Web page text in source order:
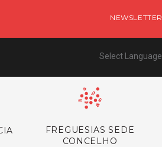
NEWSLETTER
Select Language
FREGUESIAS SEDE
CONCELHO